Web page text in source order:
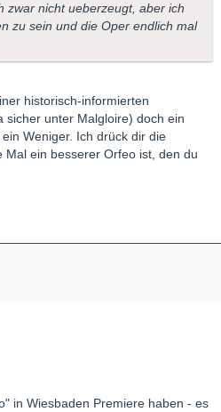
zwar nicht ueberzeugt, aber ich
zu sein und die Oper endlich mal
historisch-informierten
sicher unter Malgloire) doch ein
Weniger. Ich drück dir die
Mal ein besserer Orfeo ist, den du
in Wiesbaden Premiere haben - es